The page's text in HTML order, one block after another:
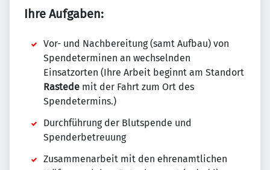
Ihre Aufgaben:
Vor- und Nachbereitung (samt Aufbau) von
Spendeterminen an wechselnden
Einsatzorten (Ihre Arbeit beginnt am Standort
Rastede mit der Fahrt zum Ort des
Spendetermins.)
Durchführung der Blutspende und
Spenderbetreuung
Zusammenarbeit mit den ehrenamtlichen